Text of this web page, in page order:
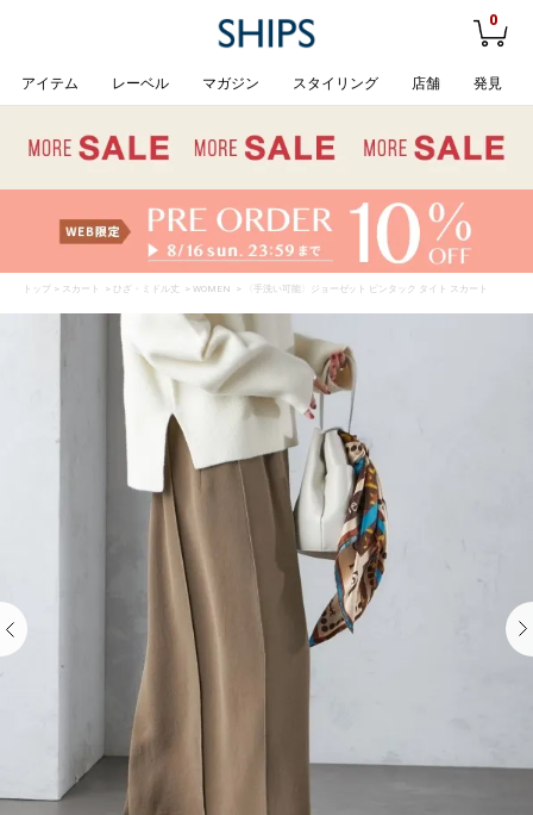
0
アイテム レーベル マガジン スタイリング 店舗 発見
トップ > スカート > ひざ・ミドル丈 > WOMEN > 〈手洗い可能〉ジョーゼット ピンタック タイト スカート